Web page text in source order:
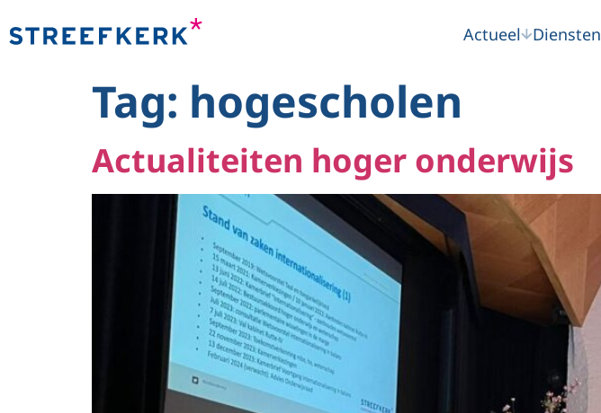
inhoud
Actueel Diensten
Tag: hogescholen
Actualiteiten hoger onderwijs